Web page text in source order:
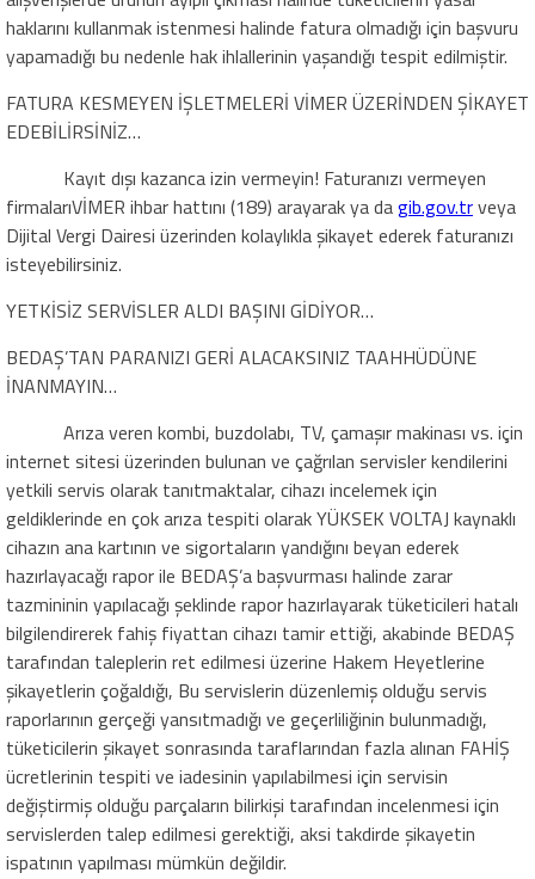
haklarını kullanmak istenmesi halinde fatura olmadığı için başvuru
yapamadığı bu nedenle hak ihlallerinin yaşandığı tespit edilmiştir.
FATURA KESMEYEN İŞLETMELERİ VİMER ÜZERİNDEN ŞİKAYET
EDEBİLİRSİNİZ…
Kayıt dışı kazanca izin vermeyin! Faturanızı vermeyen
firmalarıVİMER ihbar hattını (189) arayarakya dagib.gov.trveya
Dijital Vergi Dairesi üzerinden kolaylıklaşikayet ederek faturanızı
isteyebilirsiniz.
YETKİSİZ SERVİSLER ALDI BAŞINI GİDİYOR…
BEDAŞ’TAN PARANIZI GERİ ALACAKSINIZ TAAHHÜDÜNE
İNANMAYIN…
Arıza veren kombi, buzdolabı, TV, çamaşır makinası vs. için
internet sitesi üzerinden bulunan ve çağrılan servisler kendilerini
yetkili servis olarak tanıtmaktalar, cihazı incelemek için
geldiklerinde en çok arıza tespiti olarak YÜKSEK VOLTAJ kaynaklı
cihazın ana kartının ve sigortaların yandığını beyan ederek
hazırlayacağı rapor ile BEDAŞ’abaşvurması halinde zarar
tazmininin yapılacağı şeklinde rapor hazırlayarak tüketicileri hatalı
bilgilendirerek fahiş fiyattan cihazı tamir ettiği, akabinde BEDAŞ
tarafından taleplerin ret edilmesi üzerine Hakem Heyetlerine
şikayetlerin çoğaldığı, Bu servislerin düzenlemiş olduğu servis
raporlarının gerçeği yansıtmadığı ve geçerliliğinin bulunmadığı,
tüketicilerin şikayet sonrasında taraflarından fazla alınan FAHİŞ
ücretlerinin tespiti ve iadesinin yapılabilmesi için servisin
değiştirmiş olduğu parçaların bilirkişi tarafından incelenmesi için
servislerden talep edilmesi gerektiği, aksi takdirde şikayetin
ispatının yapılması mümkün değildir.